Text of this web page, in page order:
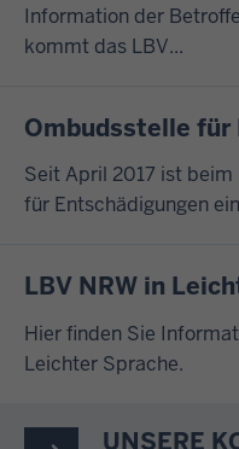
Information der
kommt das LBV...
Ombudsstelle für
Seit April 2017 ist beim
für Entschädigungen
LBV NRW in
Hier finden Sie
Leichter Sprache.
UNSERE